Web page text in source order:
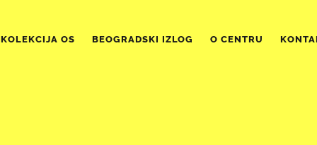
KOLEKCIJA OS BEOGRADSKI IZLOG O CENTRU